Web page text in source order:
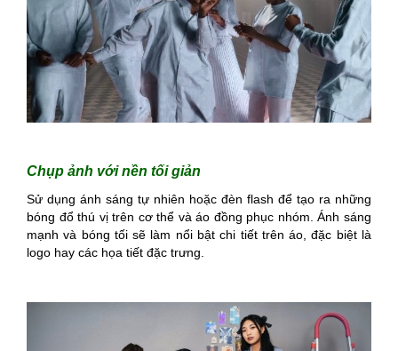
Chụp ảnh với nền tối giản
Sử dụng ánh sáng tự nhiên hoặc đèn flash để tạo ra những
bóng đổ thú vị trên cơ thể và áo đồng phục nhóm. Ánh sáng
mạnh và bóng tối sẽ làm nổi bật chi tiết trên áo, đặc biệt là
logo hay các họa tiết đặc trưng.